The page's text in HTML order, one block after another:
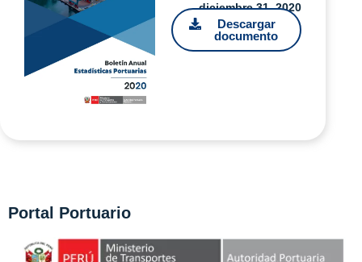
diciembre 31, 2020
Descargar
documento
Portal Portuario